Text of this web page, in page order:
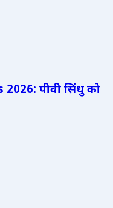
पीवी सिंधु को